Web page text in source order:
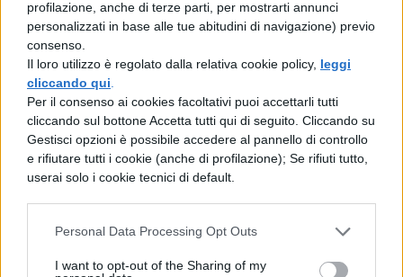
profilazione, anche di terze parti, per mostrarti annunci
personalizzati in base alle tue abitudini di navigazione) previo
consenso.
Il loro utilizzo è regolato dalla relativa cookie policy, leggi
cliccando qui
Per il consenso ai cookies facoltativi puoi accettarli tutti
cliccando sul bottone Accetta tutti qui di seguito. Cliccando su
Gestisci opzioni è possibile accedere al pannello di controllo
e rifiutare tutti i cookie (anche di profilazione); Se rifiuti tutto,
userai solo i cookie tecnici di default.
Personal Data Processing Opt Outs
I want to opt-out of the Sharing of my
Sardegnaadotta l’approccio più
conservativo, limitando lo stop al
solo
martedì 17 febbraio.
Regioni popolose comeLazio ed Emilia-
Romagnanon figurano negli elenchi
ufficiali di sospensioni regionali, indicando
didattiche salvo diversa decisione